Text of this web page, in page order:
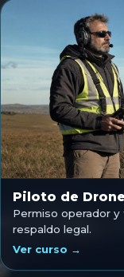
Piloto de
Permiso operador y
respaldo legal.
Ver curso →